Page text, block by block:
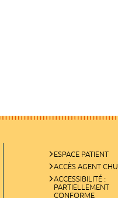
ESPACE PATIENT
ACCÈS AGENT CHU
ACCESSIBILITÉ :
PARTIELLEMENT
CONFORME